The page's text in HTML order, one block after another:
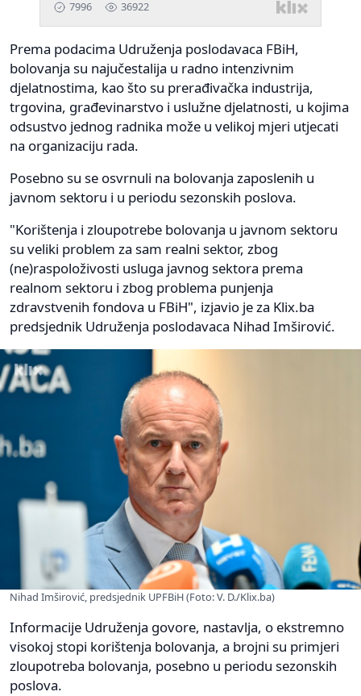
Prema podacima Udruženja poslodavaca FBiH,
bolovanja su najučestalija u radno intenzivnim
djelatnostima, kao što su prerađivačka industrija,
trgovina, građevinarstvo i uslužne djelatnosti, u kojima
odsustvo jednog radnika može u velikoj mjeri utjecati
na organizaciju rada.
Posebno su se osvrnuli na bolovanja zaposlenih u
javnom sektoru i u periodu sezonskih poslova.
"Korištenja i zloupotrebe bolovanja u javnom sektoru
su veliki problem za sam realni sektor, zbog
(ne)raspoloživosti usluga javnog sektora prema
realnom sektoru i zbog problema punjenja
zdravstvenih fondova u FBiH", izjavio je za Klix.ba
predsjednik Udruženja poslodavaca Nihad Imširović.
Nihad Imširović, predsjednik UPFBiH (Foto: V. D./Klix.ba)
Informacije Udruženja govore, nastavlja, o ekstremno
visokoj stopi korištenja bolovanja, a brojni su primjeri
zloupotreba bolovanja, posebno u periodu sezonskih
poslova.